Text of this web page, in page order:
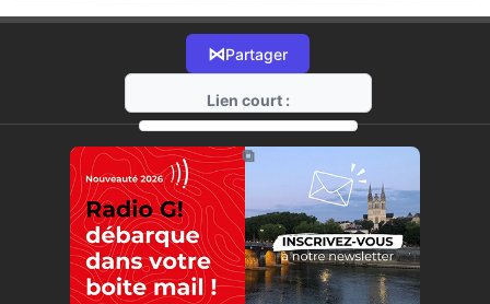
⋈Partager
Lien court :
https://radio-g.fr?21297
⧉